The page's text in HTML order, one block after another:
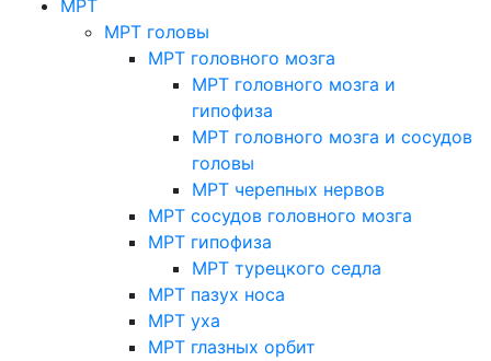
МРТ
МРТ головы
МРТ головного мозга
МРТ головного мозга и
гипофиза
МРТ головного мозга и сосудов
головы
МРТ черепных нервов
МРТ сосудов головного мозга
МРТ гипофиза
МРТ турецкого седла
МРТ пазух носа
МРТ уха
МРТ глазных орбит